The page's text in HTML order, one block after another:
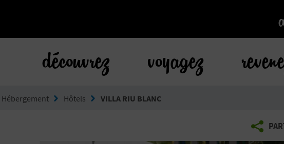
découvrez voyagez
Hébergement Hôtels VILLA RIU BLANC